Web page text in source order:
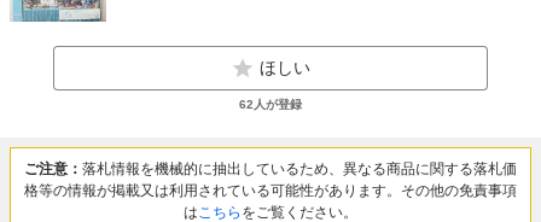
ほしい
62 人が登録
ご注意： 落札情報を機械的に抽出しているため、異なる商品に関する落札価
格等の情報が掲載又は利用されている可能性があります。その他の免責事項
はこちら をご覧ください。